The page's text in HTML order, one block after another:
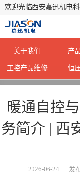
欢迎光临西安嘉迅机电科
关于我们 产
工控产品维修 恒
暖通自控
务简介 | 西
2026-06-24 发